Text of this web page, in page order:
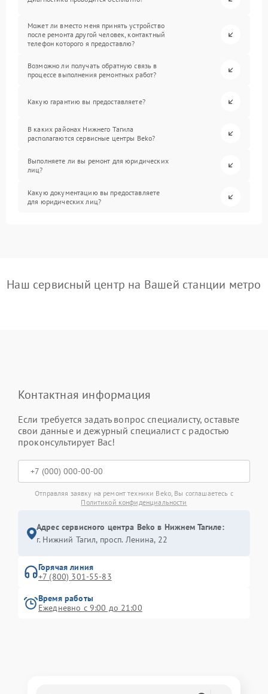
Может ли вместо меня принять устройство
после ремонта другой человек, контактный
телефон которого я предоставлю?
Возможно ли получать обратную связь в
процессе выполнения ремонтных работ?
Какую гарантию вы предоставляете?
В каких районах Нижнего Тагила
располагаются сервисные центры Beko?
Выполняете ли вы ремонт для юридических
лиц?
Какую документацию вы предоставляете
для юридических лиц?
Наш сервисный центр на Вашей станции метро
Контактная информация
Если требуется задать вопрос специалисту, оставьте
свои данные и дежурный специалист с радостью
проконсультирует Вас!
Отправляя заявку на ремонт техники Beko, Вы соглашаетесь с
Политикой конфиденциальности
Адрес сервисного центра Beko в Нижнем Тагиле:
г. Нижний Тагил, просп. Ленина, 22
Горячая линия
+7 (800) 301-55-83
Время работы
Ежедневно с 9:00 до 21:00